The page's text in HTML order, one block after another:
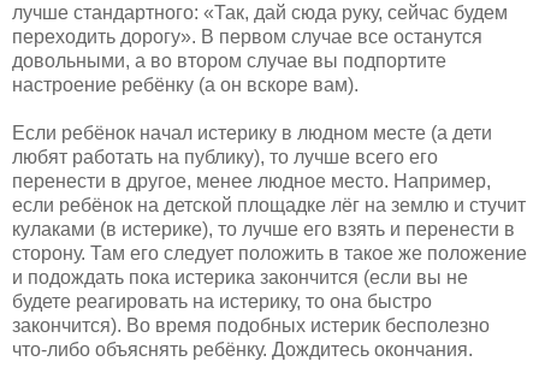
лучше стандартного: «Так, дай сюда руку, сейчас будем
переходить дорогу». В первом случае все останутся
довольными, а во втором случае вы подпортите
настроение ребёнку (а он вскоре вам).
Если ребёнок начал истерику в людном месте (а дети
любят работать на публику), то лучше всего его
перенести в другое, менее людное место. Например,
если ребёнок на детской площадке лёг на землю и стучит
кулаками (в истерике), то лучше его взять и перенести в
сторону. Там его следует положить в такое же положение
и подождать пока истерика закончится (если вы не
будете реагировать на истерику, то она быстро
закончится). Во время подобных истерик бесполезно
что-либо объяснять ребёнку. Дождитесь окончания.